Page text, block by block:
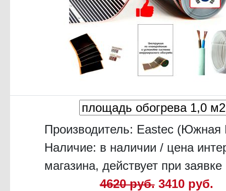
Производитель: Eastec (Южная
Наличие: в наличии / цена
магазина, действует при заявке
4620 руб. 3410 руб.